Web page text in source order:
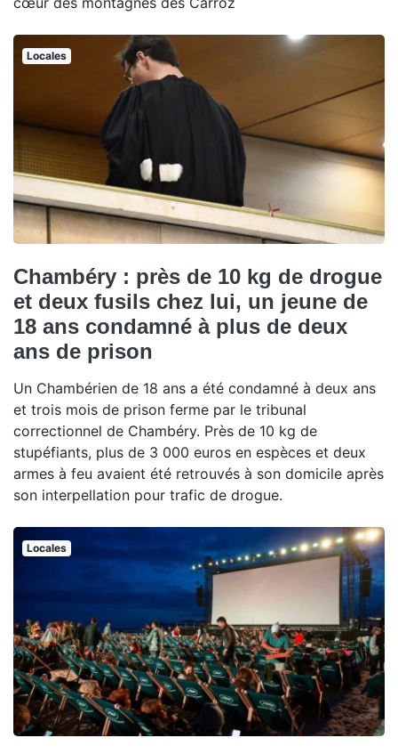
Locales
Chambéry : près de 10 kg de drogue
et deux fusils chez lui, un jeune de
18 ans condamné à plus de deux
ans de prison
Un Chambérien de 18 ans a été condamné à deux ans
et trois mois de prison ferme par le tribunal
correctionnel de Chambéry. Près de 10 kg de
stupéfiants, plus de 3 000 euros en espèces et deux
armes à feu avaient été retrouvés à son domicile après
son interpellation pour trafic de drogue.
Locales